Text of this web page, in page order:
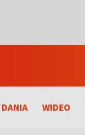
WIDEO